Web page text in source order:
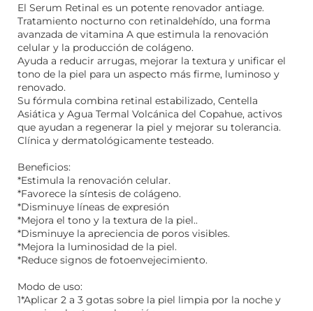
El Serum Retinal es un potente renovador antiage.
Tratamiento nocturno con retinaldehído, una forma
avanzada de vitamina A que estimula la renovación
celular y la producción de colágeno.
Ayuda a reducir arrugas, mejorar la textura y unificar el
tono de la piel para un aspecto más firme, luminoso y
renovado.
Su fórmula combina retinal estabilizado, Centella
Asiática y Agua Termal Volcánica del Copahue, activos
que ayudan a regenerar la piel y mejorar su tolerancia.
Clínica y dermatológicamente testeado.
Beneficios:
*Estimula la renovación celular.
*Favorece la síntesis de colágeno.
*Disminuye líneas de expresión
*Mejora el tono y la textura de la piel..
*Disminuye la apreciencia de poros visibles.
*Mejora la luminosidad de la piel.
*Reduce signos de fotoenvejecimiento.
Modo de uso:
1*Aplicar 2 a 3 gotas sobre la piel limpia por la noche y